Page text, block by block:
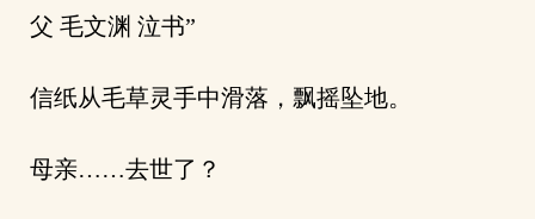
父 毛文渊 泣书”
信纸从毛草灵手中滑落，飘摇坠地。
母亲……去世了？